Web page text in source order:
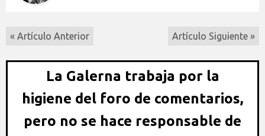
« Artículo Anterior Artículo Siguiente »
La Galerna trabaja por la
higiene del foro de comentarios,
pero no se hace responsable de